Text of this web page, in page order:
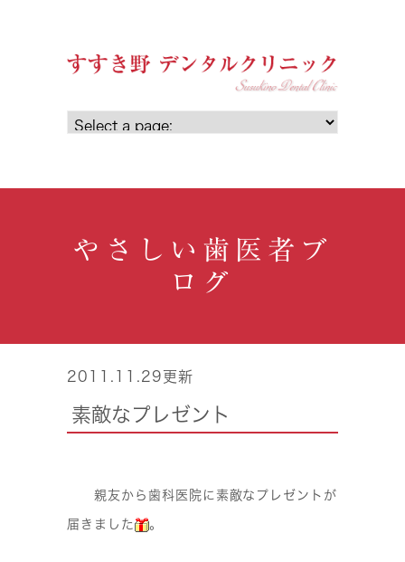
やさしい歯医者ブ
ログ
2011.11.29更新
素敵なプレゼント
親友から歯科医院に素敵なプレゼントが
届きました 。